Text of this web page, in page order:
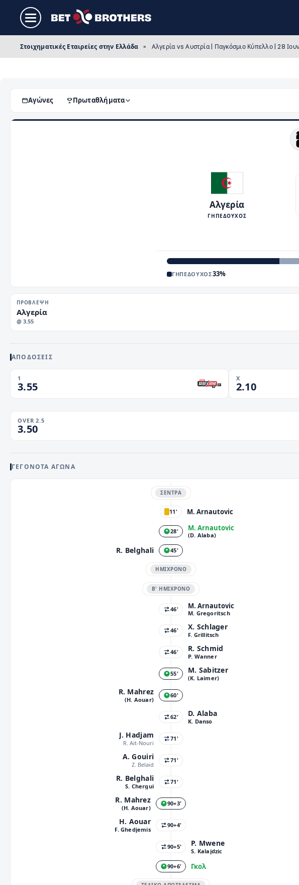
Στοιχηματικές Εταιρείες στην Ελλάδα » Αλγερία vs Αυστρία | Παγκόσμιο Κύπελλο | 28
Αγώνες Πρωταθλήματα
Αλγερία
ΓΗΠΕΔΟΥΧΟΣ
ΓΗΠΕΔΟΥΧΟΣ33%
ΠΡΌΒΛΕΨΗ
Αλγερία
@ 3.55
ΑΠΟΔΟΣΕΙΣ
1
3.55
X
2.10
OVER 2.5
3.50
ΓΕΓΟΝΌΤΑ ΑΓΏΝΑ
ΣΈΝΤΡΑ
11' M. Arnautovic
28' M. Arnautovic
(D. Alaba)
R. Belghali 45'
ΗΜΊΧΡΟΝΟ
Β' ΗΜΊΧΡΟΝΟ
46' M. Arnautovic
M. Gregoritsch
46' X. Schlager
F. Grillitsch
46' R. Schmid
P. Wanner
55' M. Sabitzer
(K. Laimer)
R. Mahrez
(H. Aouar)
60'
62' D. Alaba
K. Danso
J. Hadjam
R. Ait-Nouri
71'
A. Gouiri
Z. Belaid
71'
R. Belghali
S. Chergui
71'
R. Mahrez
(H. Aouar)
90+3'
H. Aouar
F. Ghedjemis
90+4'
90+5' P. Mwene
S. Kalajdzic
90+6'
Γκολ